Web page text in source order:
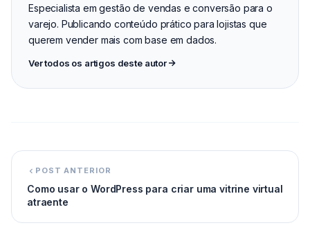
Especialista em gestão de vendas e conversão para o
varejo. Publicando conteúdo prático para lojistas que
querem vender mais com base em dados.
Ver todos os artigos deste autor
POST ANTERIOR
Como usar o WordPress para criar uma vitrine virtual
atraente